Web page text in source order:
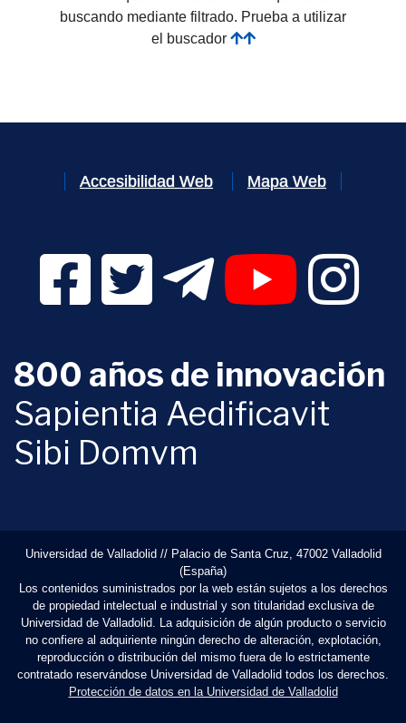
buscando mediante filtrado. Prueba a utilizar
el buscador
Accesibilidad Web Mapa Web
Facebook Digital UVa (se abrirá en una nueva
Twitter Digital UVa (se abrirá en una
Telegram Digital UVa (se
YouTube Digital
800 años de innovación
Sapientia Aedificavit
Sibi Domvm
Universidad de Valladolid // Palacio de Santa Cruz, 47002 Valladolid
(España)
Los contenidos suministrados por la web están sujetos a los derechos
de propiedad intelectual e industrial y son titularidad exclusiva de
Universidad de Valladolid. La adquisición de algún producto o servicio
no confiere al adquiriente ningún derecho de alteración, explotación,
reproducción o distribución del mismo fuera de lo estrictamente
contratado reservándose Universidad de Valladolid todos los derechos.
Protección de datos en la Universidad de Valladolid